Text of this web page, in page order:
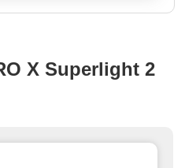
X Superlight 2